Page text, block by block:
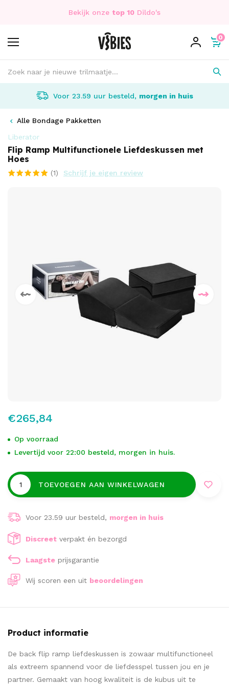
Bekijk onze top 10 Dildo's
0
Voor 23.59 uur besteld, morgen in huis
Alle Bondage Pakketten
Liberator
Flip Ramp Multifunctionele Liefdeskussen met
Hoes
(1) Schrijf je eigen review
€265,84
Op voorraad
Levertijd voor 22:00 besteld, morgen in huis.
TOEVOEGEN AAN WINKELWAGEN
Voor 23.59 uur besteld, morgen in huis
Discreet verpakt én bezorgd
Laagste prijsgarantie
Wij scoren een uit beoordelingen
Product informatie
De back flip ramp liefdeskussen is zowaar multifunctioneel
als extreem spannend voor de liefdesspel tussen jou en je
partner. Gemaakt van hoog kwaliteit is de kubus uit te